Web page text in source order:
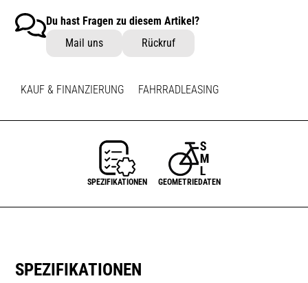
Du hast Fragen zu diesem Artikel?
Mail uns
Rückruf
KAUF & FINANZIERUNG FAHRRADLEASING
SPEZIFIKATIONEN GEOMETRIEDATEN
SPEZIFIKATIONEN